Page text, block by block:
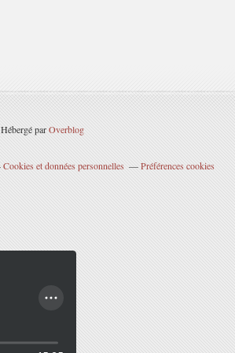
Hébergé parOverblog
Cookies et données personnelles Préférences cookies